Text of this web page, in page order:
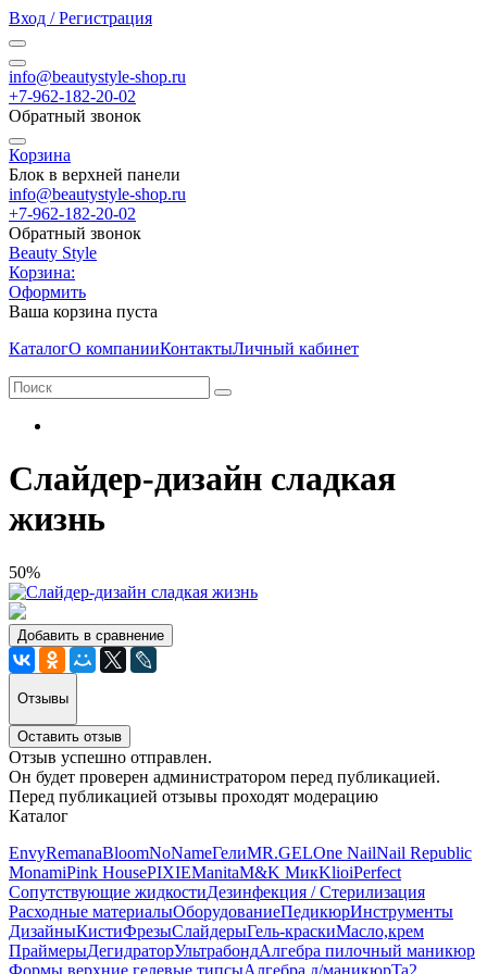
Вход / Регистрация
info@beautystyle-shop.ru
+7-962-182-20-02
Обратный звонок
Корзина
Блок в верхней панели
info@beautystyle-shop.ru
+7-962-182-20-02
Обратный звонок
Beauty Style
Корзина:
Оформить
Ваша корзина пуста
КаталогО компанииКонтактыЛичный кабинет
Слайдер-дизайн сладкая
жизнь
50%
Добавить в сравнение
Отзывы
Оставить отзыв
Отзыв успешно отправлен.
Он будет проверен администратором перед публикацией.
Перед публикацией отзывы проходят модерацию
Каталог
EnvyRemanaBloomNoNameГелиMR.GELOne NailNail Republic
MonamiPink HousePIXIEManitaM&K МикKlioiPerfect
Сопутствующие жидкостиДезинфекция / Стерилизация
Расходные материалыОборудованиеПедикюрИнструменты
ДизайныКистиФрезыСлайдерыГель-краскиМасло,крем
ПраймерыДегидраторУльтрабондАлгебра пилочный маникюр
Формы верхние,гелевые типсыАлгебра д/маникюрTa2